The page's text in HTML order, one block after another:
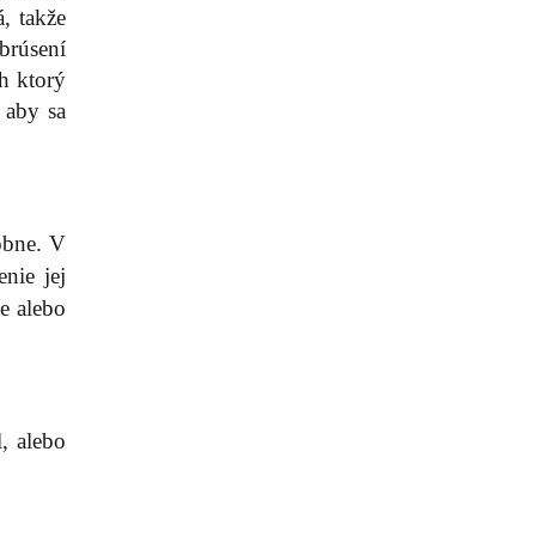
takže
ktorý
sa
V
jej
alebo
alebo